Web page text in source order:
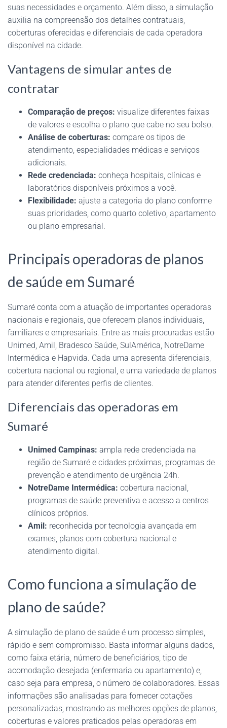
suas necessidades e orçamento. Além disso, a simulação
auxilia na compreensão dos detalhes contratuais,
coberturas oferecidas e diferenciais de cada operadora
disponível na cidade.
Vantagens de simular antes de
contratar
Comparação de preços: visualize diferentes faixas
de valores e escolha o plano que cabe no seu bolso.
Análise de coberturas: compare os tipos de
atendimento, especialidades médicas e serviços
adicionais.
Rede credenciada: conheça hospitais, clínicas e
laboratórios disponíveis próximos a você.
Flexibilidade: ajuste a categoria do plano conforme
suas prioridades, como quarto coletivo, apartamento
ou plano empresarial.
Principais operadoras de planos
de saúde em Sumaré
Sumaré conta com a atuação de importantes operadoras
nacionais e regionais, que oferecem planos individuais,
familiares e empresariais. Entre as mais procuradas estão
Unimed, Amil, Bradesco Saúde, SulAmérica, NotreDame
Intermédica e Hapvida. Cada uma apresenta diferenciais,
cobertura nacional ou regional, e uma variedade de planos
para atender diferentes perfis de clientes.
Diferenciais das operadoras em
Sumaré
Unimed Campinas: ampla rede credenciada na
região de Sumaré e cidades próximas, programas de
prevenção e atendimento de urgência 24h.
NotreDame Intermédica: cobertura nacional,
programas de saúde preventiva e acesso a centros
clínicos próprios.
Amil: reconhecida por tecnologia avançada em
exames, planos com cobertura nacional e
atendimento digital.
Como funciona a simulação de
plano de saúde?
A simulação de plano de saúde é um processo simples,
rápido e sem compromisso. Basta informar alguns dados,
como faixa etária, número de beneficiários, tipo de
acomodação desejada (enfermaria ou apartamento) e,
caso seja para empresa, o número de colaboradores. Essas
informações são analisadas para fornecer cotações
personalizadas, mostrando as melhores opções de planos,
coberturas e valores praticados pelas operadoras em